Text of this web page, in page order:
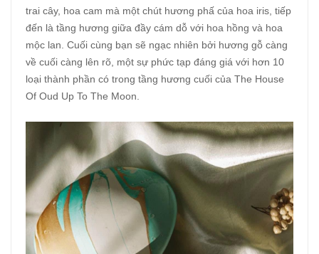
trai cây, hoa cam mà một chút hương phấ của hoa iris, tiếp
đến là tầng hương giữa đầy cám dỗ với hoa hồng và hoa
mộc lan. Cuối cùng bạn sẽ ngạc nhiên bởi hương gỗ càng
về cuối càng lên rõ, một sự phức tạp đáng giá với hơn 10
loại thành phần có trong tầng hương cuối của The House
Of Oud Up To The Moon.